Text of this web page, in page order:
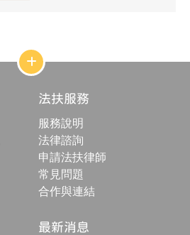
網
站
結
構
合
按
鈕
法扶服務
服務說明
法律諮詢
申請法扶律師
常見問題
合作與連結
最新消息